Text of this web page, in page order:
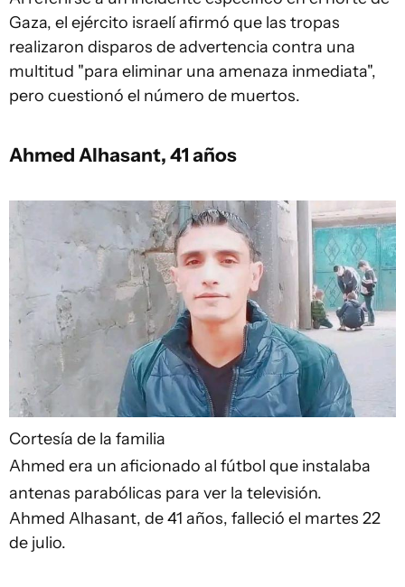
Gaza, el ejército israelí afirmó que las tropas
realizaron disparos de advertencia contra una
multitud "para eliminar una amenaza inmediata",
pero cuestionó el número de muertos.
Ahmed Alhasant, 41 años
Cortesía de la familia
Ahmed era un aficionado al fútbol que instalaba
antenas parabólicas para ver la televisión.
Ahmed Alhasant, de 41 años, falleció el martes 22
de julio.